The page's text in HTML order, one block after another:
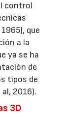
control
que
a la
ya se ha
de
tipos de
2016).
3D